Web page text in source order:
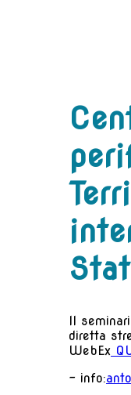
Il
diretta
WebEx
- info: